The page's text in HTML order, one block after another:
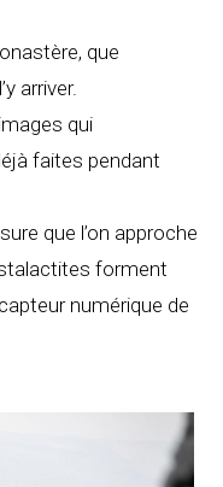
que
arriver.
qui
faites pendant
que l’on approche
stalactites forment
numérique de